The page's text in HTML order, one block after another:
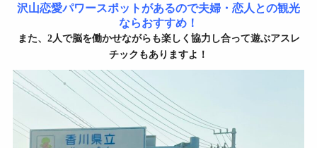
沢山恋愛パワースポットがあるので夫婦・恋人との観光
ならおすすめ！
また、2人で脳を働かせながらも楽しく協力し合って遊ぶアスレ
チックもありますよ！